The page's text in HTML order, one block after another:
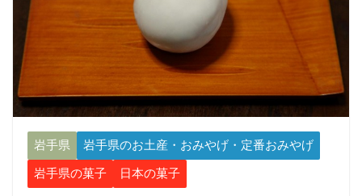
岩手県
岩手県のお土産・おみやげ・定番おみやげ
岩手県の菓子
日本の菓子